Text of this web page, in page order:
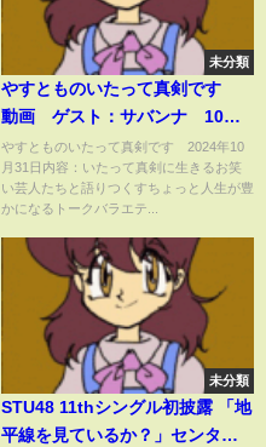
未分類
やすとものいたって真剣です
動画 ゲスト：サバンナ 10月
31日
やすとものいたって真剣です 2024年10
月31日内容：いたって真剣に生きるお笑
い芸人たちと語りつくすちょっと人生が豊
かになるトークバラエテ...
未分類
STU48 11thシングル初披露 「地
平線を見ているか？」センター